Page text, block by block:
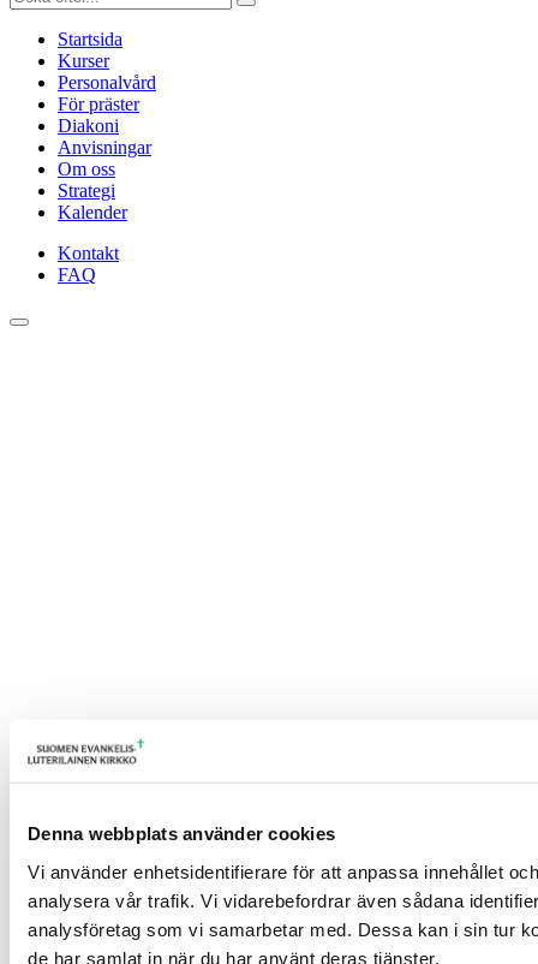
Denna webbplats använder cookies
Vi använder enhetsidentifierare för att anpassa innehållet
analysera vår trafik. Vi vidarebefordrar även sådana
analysföretag som vi samarbetar med. Dessa kan i sin tur
de har samlat in när du har använt deras tjänster.
Startsida
Kurser
Personalvård
För präster
Diakoni
Anvisningar
Om oss
Strategi
Kalender
Kontakt
FAQ